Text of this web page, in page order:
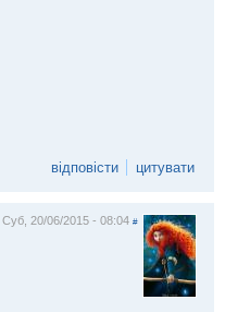
відповісти цитувати
Суб, 20/06/2015 - 08:04 #